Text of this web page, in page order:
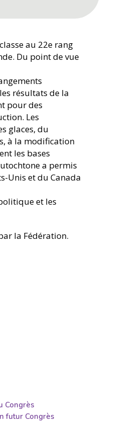
au 22e rang
Du point de vue
résultats de la
pour des
Les
glaces, du
à la modification
les bases
a permis
Unis et du Canada
et les
la Fédération.
Congrès
futur Congrès